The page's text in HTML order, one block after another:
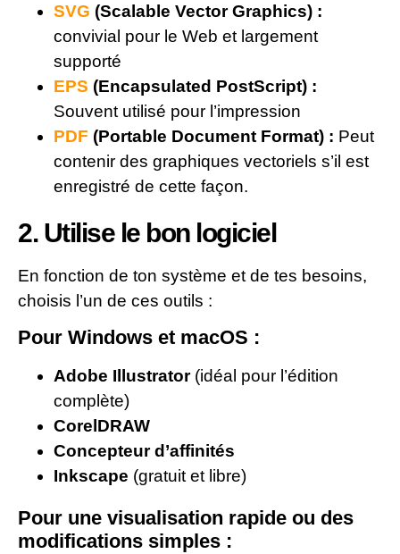
SVG (Scalable Vector Graphics) :
convivial pour le Web et largement
supporté
EPS (Encapsulated PostScript) :
Souvent utilisé pour l’impression
PDF (Portable Document Format) : Peut
contenir des graphiques vectoriels s’il est
enregistré de cette façon.
2. Utilise le bon logiciel
En fonction de ton système et de tes besoins,
choisis l’un de ces outils :
Pour Windows et macOS :
Adobe Illustrator(idéal pour l’édition
complète)
CorelDRAW
Concepteur d’affinités
Inkscape (gratuit et libre)
Pour une visualisation rapide ou des
modifications simples :